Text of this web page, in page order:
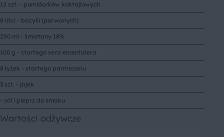
12 szt. - pomidorków koktajlowych
8 liści - bazylii (porwanych)
250 ml - śmietany 18%
100 g - startego sera ementalera
8 łyżek - startego parmezanu
3 szt. - jajek
- sól i pieprz do smaku
Wartości odżywcze